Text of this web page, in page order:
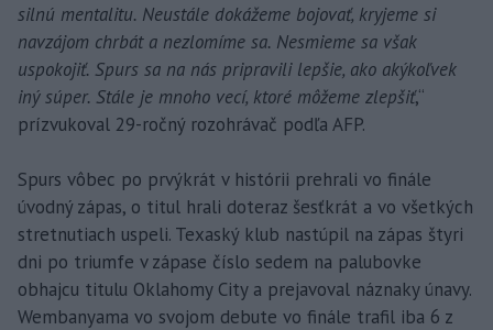
silnú mentalitu. Neustále dokážeme bojovať, kryjeme si
navzájom chrbát a nezlomíme sa. Nesmieme sa však
uspokojiť. Spurs sa na nás pripravili lepšie, ako akýkoľvek
iný súper. Stále je mnoho vecí, ktoré môžeme zlepšiť,“
prízvukoval 29-ročný rozohrávač podľa AFP.
Spurs vôbec po prvýkrát v histórii prehrali vo finále
úvodný zápas, o titul hrali doteraz šesťkrát a vo všetkých
stretnutiach uspeli. Texaský klub nastúpil na zápas štyri
dni po triumfe v zápase číslo sedem na palubovke
obhajcu titulu Oklahomy City a prejavoval náznaky únavy.
Wembanyama vo svojom debute vo finále trafil iba 6 z